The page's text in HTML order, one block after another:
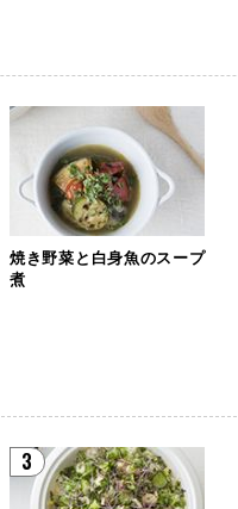
焼き野菜と白身魚のスープ
煮
3